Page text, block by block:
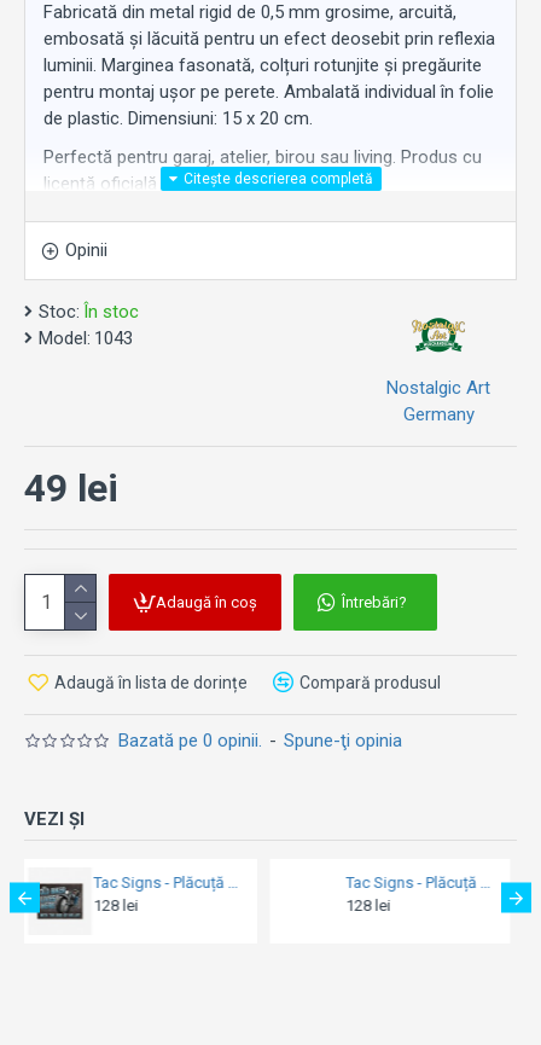
Fabricată din metal rigid de 0,5 mm grosime, arcuită,
embosată și lăcuită pentru un efect deosebit prin reflexia
luminii. Marginea fasonată, colțuri rotunjite și pregăurite
pentru montaj ușor pe perete. Ambalată individual în folie
de plastic. Dimensiuni: 15 x 20 cm.
Perfectă pentru garaj, atelier, birou sau living. Produs cu
licență oficială Volkswagen.
Un cadou original pentru orice fan Volkswagen.
Opinii
Stoc: În stoc
Model: 1043
Nostalgic Art
Germany
Bazată pe 0 opinii. - Spune-ţi opinia
49 lei
Adaugă în coș Întrebări?
Adaugă în lista de dorințe Compară produsul
VEZI ȘI
Tac Signs - Plăcuță metalică decorativă [32x41cm] - Old Biker - Ride